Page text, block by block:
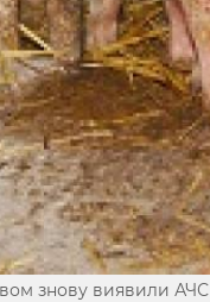
знову виявили АЧС